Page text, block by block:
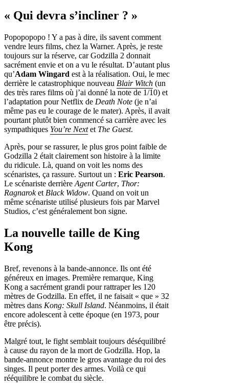
« Qui devra s’incliner ? »
Popopopopo ! Y a pas à dire, ils savent comment
vendre leurs films, chez la Warner. Après, je reste
toujours sur la réserve, car Godzilla 2 donnait
sacrément envie et on a vu le résultat. D’autant plus
qu’Adam Wingard est à la réalisation. Oui, le mec
derrière le catastrophique nouveau Blair Witch (un
des très rares films où j’ai donné la note de 1/10) et
l’adaptation pour Netflix de Death Note (je n’ai
même pas eu le courage de le mater). Après, il avait
pourtant plutôt bien commencé sa carrière avec les
sympathiques You’re Nextet The Guest.
Après, pour se rassurer, le plus gros point faible de
Godzilla 2 était clairement son histoire à la limite
du ridicule. Là, quand on voit les noms des
scénaristes, ça rassure. Surtout un : Eric Pearson.
Le scénariste derrière Agent Carter, Thor:
Ragnaroket Black Widow. Quand on voit un
même scénariste utilisé plusieurs fois par Marvel
Studios, c’est généralement bon signe.
La nouvelle taille de King
Kong
Bref, revenons à la bande-annonce. Ils ont été
généreux en images. Première remarque, King
Kong a sacrément grandi pour rattraper les 120
mètres de Godzilla. En effet, il ne faisait « que » 32
mètres dans Kong: Skull Island. Néanmoins, il était
encore adolescent à cette époque (en 1973, pour
être précis).
Malgré tout, le fight semblait toujours déséquilibré
à cause du rayon de la mort de Godzilla. Hop, la
bande-annonce montre le gros avantage du roi des
singes. Il peut porter des armes. Voilà ce qui
rééquilibre le combat du siècle.